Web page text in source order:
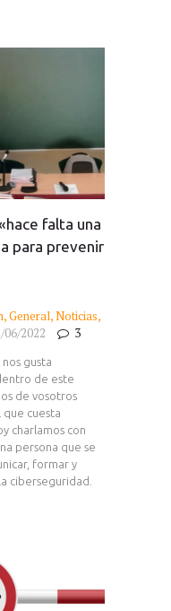
falta una
para prevenir
,General,Noticias,
06/2022 3
gusta
de este
de vosotros
cuesta
charlamos con
persona que se
formar y
ciberseguridad.